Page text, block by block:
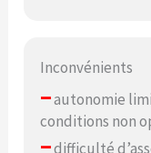
Inconvénients
–autonomie
conditions non
–difficulté